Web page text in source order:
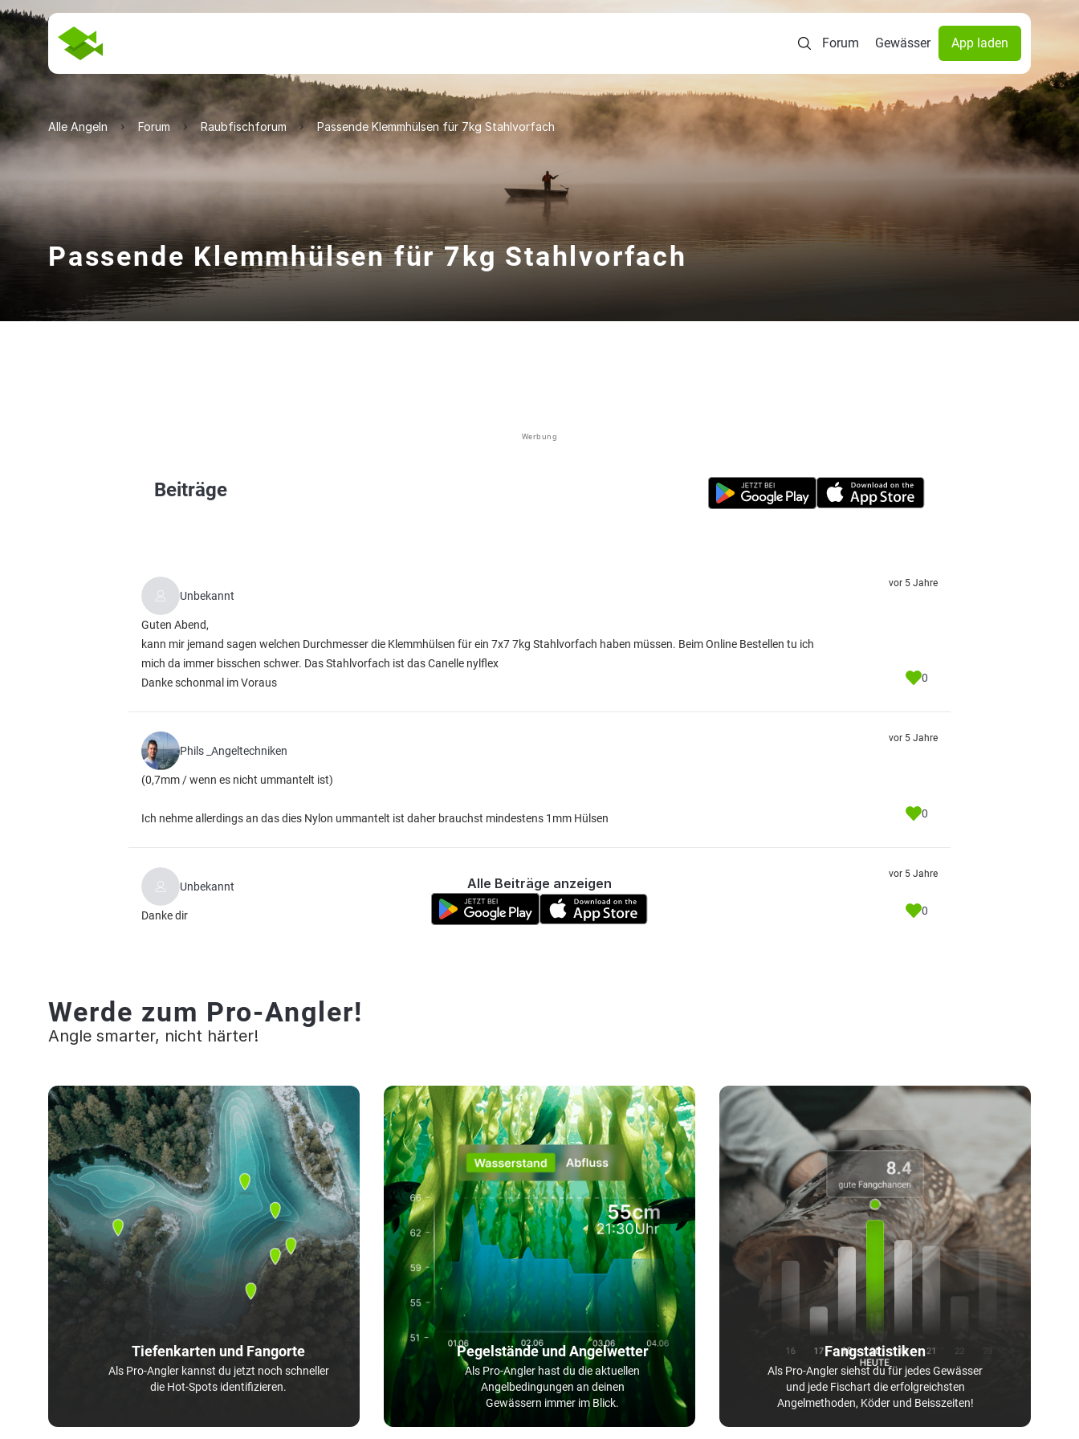
Forum Gewässer App laden
Alle Angeln Forum Raubfischforum Passende Klemmhülsen für 7kg Stahlvorfach
Passende Klemmhülsen für 7kg Stahlvorfach
Werbung
Beiträge
Unbekannt
Guten Abend,
kann mir jemand sagen welchen Durchmesser die Klemmhülsen für ein 7x7 7kg Stahlvorfach haben müssen. Beim Online Bestellen tu ich
mich da immer bisschen schwer. Das Stahlvorfach ist das Canelle nylflex
Danke schonmal im Voraus
vor 5 Jahre
0
Phils _Angeltechniken
(0,7mm / wenn es nicht ummantelt ist)
Ich nehme allerdings an das dies Nylon ummantelt ist daher brauchst mindestens 1mm Hülsen
vor 5 Jahre
0
Unbekannt
Danke dir
vor 5 Jahre
0
Alle Beiträge anzeigen
Werde zum Pro-Angler!
Angle smarter, nicht härter!
Tiefenkarten und Fangorte
Als Pro-Angler kannst du jetzt noch schneller
die Hot-Spots identifizieren.
Pegelstände und Angelwetter
Als Pro-Angler hast du die aktuellen
Angelbedingungen an deinen
Gewässern immer im Blick.
Fangstatistiken
Als Pro-Angler siehst du für jedes Gewässer
und jede Fischart die erfolgreichsten
Angelmethoden, Köder und Beisszeiten!